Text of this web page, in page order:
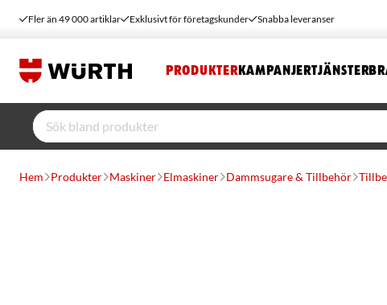
Fler än 49 000 artiklar Exklusivt för företagskunder Snabba leveranser
PRODUKTER KAMPANJERTJÄNSTER
Hem Produkter Maskiner Elmaskiner Dammsugare & Tillbehör